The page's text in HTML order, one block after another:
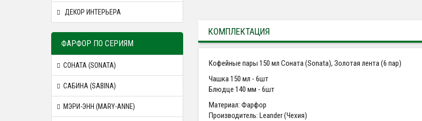
ДЕКОР ИНТЕРЬЕРА
ФАРФОР ПО СЕРИЯМ
СОНАТА (SONATA)
САБИНА (SABINA)
МЭРИ-ЭНН (MARY-ANNE)
КОМПЛЕКТАЦИЯ
Кофейные пары 150 мл Соната (Sonata), Золотая лента (6 пар)
Чашка 150 мл - 6шт
Блюдце 140 мм - 6шт
Материал: Фарфор
Производитель: Leander (Чехия)